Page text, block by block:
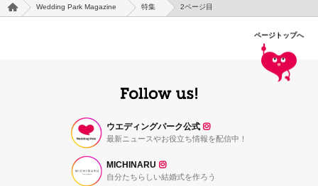
Wedding Park Magazine 特集 2ページ目
ページトップへ
ウエディングパーク公式
最新ニュースやお役立ち情報を配信中！
MICHINARU
自分たちらしい結婚式を作ろう